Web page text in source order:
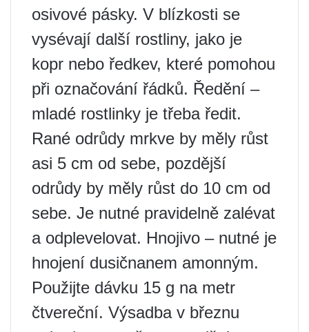
osivové pásky. V blízkosti se
vysévají další rostliny, jako je
kopr nebo ředkev, které pomohou
při označování řádků. Ředění –
mladé rostlinky je třeba ředit.
Rané odrůdy mrkve by měly růst
asi 5 cm od sebe, pozdější
odrůdy by měly růst do 10 cm od
sebe. Je nutné pravidelně zalévat
a odplevelovat. Hnojivo – nutné je
hnojení dusičnanem amonným.
Použijte dávku 15 g na metr
čtvereční. Výsadba v březnu